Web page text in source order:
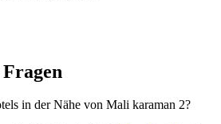
in der Nähe von Mali karaman 2?